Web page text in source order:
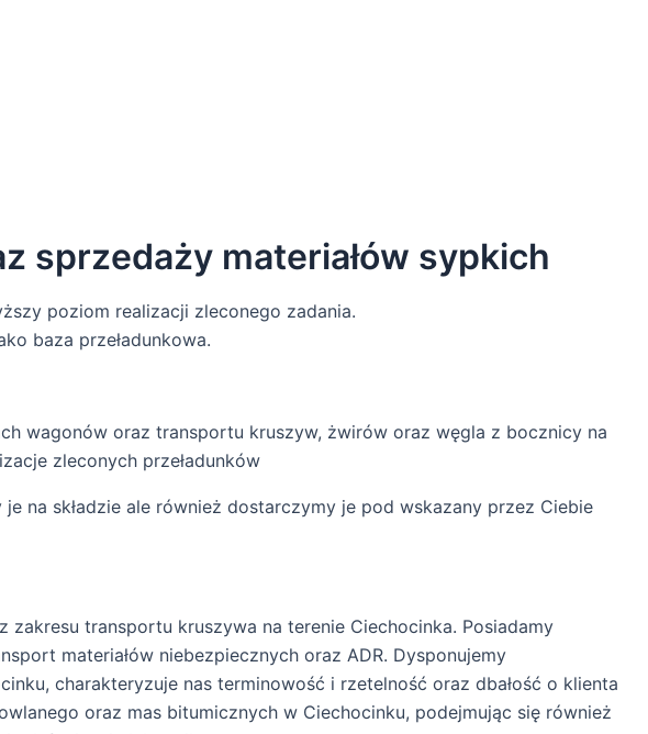
sprzedaży materiałów sypkich
poziom realizacji zleconego zadania.
baza przeładunkowa.
wagonów oraz transportu kruszyw, żwirów oraz węgla z bocznicy na
zleconych przeładunków
na składzie ale również dostarczymy je pod wskazany przez Ciebie
transportu kruszywa na terenie Ciechocinka. Posiadamy
materiałów niebezpiecznych oraz ADR. Dysponujemy
charakteryzuje nas terminowość i rzetelność oraz dbałość o klienta
oraz mas bitumicznych w Ciechocinku, podejmując się również